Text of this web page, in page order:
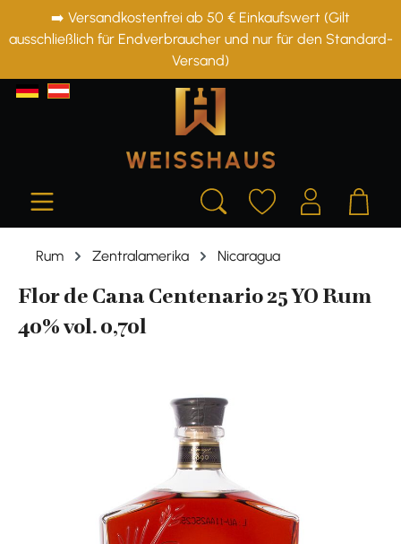
springen
➡️ Versandkostenfrei ab 50 € Einkaufswert (Gilt
ausschließlich für Endverbraucher und nur für den Standard-
Versand)
Rum Zentralamerika Nicaragua
Flor de Cana Centenario 25 YO Rum
40% vol. 0,70l